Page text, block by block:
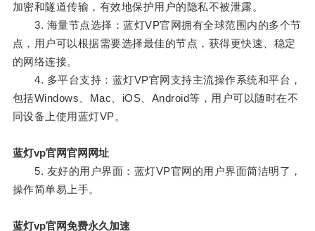
加密和隧道传输，有效地保护用户的隐私不被泄露。
3. 海量节点选择：蓝灯VP官网拥有全球范围内的多个节
点，用户可以根据需要选择最佳的节点，获得更快速、稳定
的网络连接。
4. 多平台支持：蓝灯VP官网支持主流操作系统和平台，
包括Windows、Mac、iOS、Android等，用户可以随时在不
同设备上使用蓝灯VP。
蓝灯vp官网官网网址
5. 友好的用户界面：蓝灯VP官网的用户界面简洁明了，
操作简单易上手。
蓝灯vp官网免费永久加速